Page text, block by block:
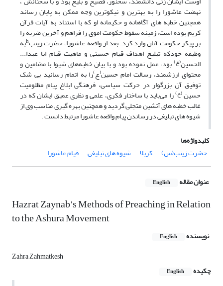
نهضت عاشورا را به بهترین و نیکوترین وجه ممکن به پایان رساند
همچنین خطبه های آگاهانه و حکیمانه او که با استناد به آیات قرآن
کریم بوده است، زمینه سقوط حکومت اموی را فراهم و آخرین ضربه را
بر پیکر حکومت آنان وارد کرد. بعد از واقعه عاشورا، حضرت زینبhبه
وظیفه خودکه تبلیغ اهداف قیام حسینی و ماهیت قیام ابا عبدا...
الحسین(ع) بود، عمل نموده بود و با بیان خطبه‌های شیوا با مضامین و
محتوای ارزشمند، رسالت امام حسین(ع)را به اتمام رسانید بی شک
توفیق آن بزرگوار در حرکت سیاسی، فرهنگی ابلاغ پیام مظلومیت
حسین(ع)را می‌باید با ساختار فکری، علمی و نظری عمیق ایشان که در
غالب خطبه های آتشین متجلی گردید و همچنین بهره گیری مناسب وی از
شیوه های تبلیغی در رساندن پیام واقعه عاشورا مرتبط دانست .
کلیدواژه‌ها
حضرت زینب(س)
کربلا شیوه های تبلیغی قیام عاشورا
عنوان مقاله English
Hazrat Zaynab's Methods of Preaching in Relation
to the Ashura Movement
نویسنده English
Zahra Zahmatkesh
چکیده
English